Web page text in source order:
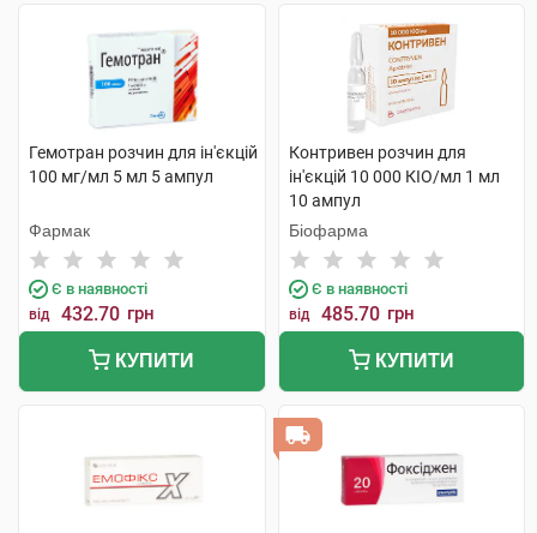
Гемотран розчин для ін'єкцій
100 мг/мл 5 мл 5 ампул
Фармак
Є в наявності
від 432.70 грн
КУПИТИ
Контривен розчин для
ін'єкцій 10 000 КІО/мл 1 мл
10 ампул
Біофарма
Є в наявності
від 485.70 грн
КУПИТИ